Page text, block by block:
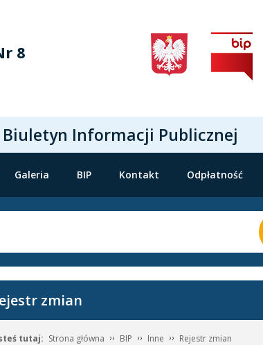
8
Biuletyn Informacji Publicznej
Galeria BIP Kontakt Odpłatność
zmian
tutaj: Strona główna BIP Inne Rejestr zmian